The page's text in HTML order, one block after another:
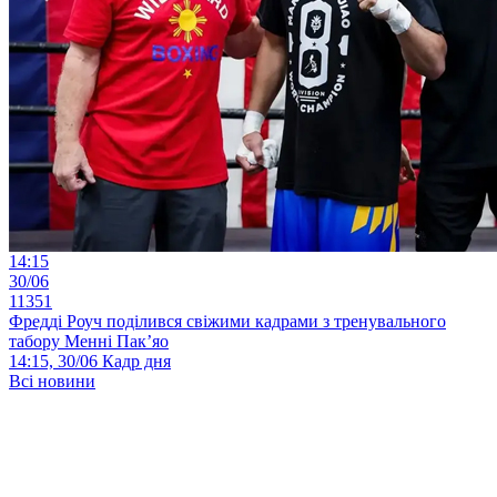
14:15
30/06
11351
Фредді Роуч поділився свіжими кадрами з тренувального
табору Менні Пак’яо
14:15, 30/06 Кадр дня
Всі новини